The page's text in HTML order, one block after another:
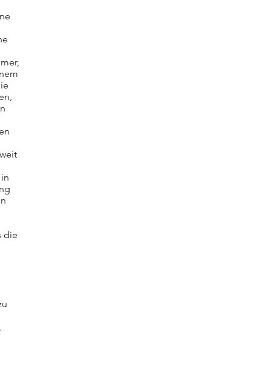
die